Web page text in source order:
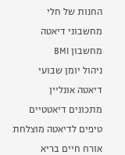
החנות של חלי
מחשבוני דיאטה
מחשבון BMI
ניהול יומן שבועי
דיאטה אונליין
מתכונים דיאטטיים
טיפים לדיאטה מוצלחת
אורח חיים בריא